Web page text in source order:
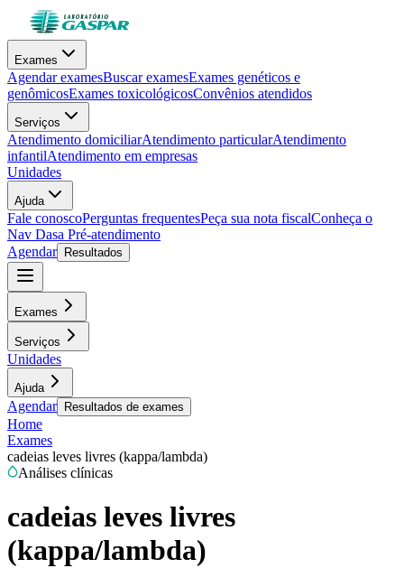
Exames
Agendar examesBuscar examesExames genéticos e
genômicosExames toxicológicosConvênios atendidos
Serviços
Atendimento domiciliarAtendimento particularAtendimento
infantilAtendimento em empresas
Unidades
Ajuda
Fale conoscoPerguntas frequentesPeça sua nota fiscalConheça o
Nav Dasa Pré-atendimento
Agendar
Resultados
Exames
Serviços
Unidades
Ajuda
Agendar Resultados de exames
Home
Exames
cadeias leves livres (kappa/lambda)
Análises clínicas
cadeias leves livres
(kappa/lambda)